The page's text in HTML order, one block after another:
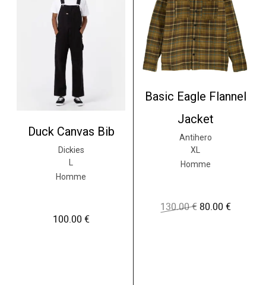
Duck Canvas Bib
Dickies
L
Homme
100.00 €
Basic Eagle Flannel
Jacket
Antihero
XL
Homme
130.00€ L
80.00 €L